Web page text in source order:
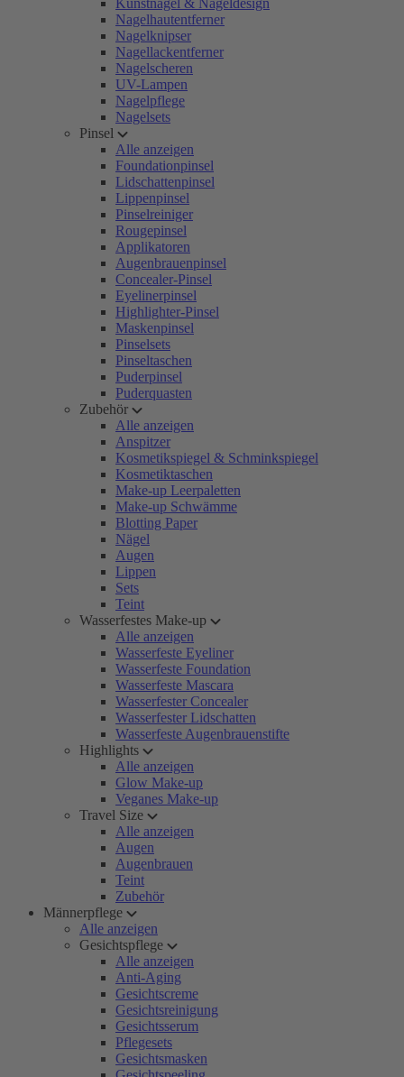
Kunstnägel & Nageldesign
Nagelhautentferner
Nagelknipser
Nagellackentferner
Nagelscheren
UV-Lampen
Nagelpflege
Nagelsets
Pinsel
Alle anzeigen
Foundationpinsel
Lidschattenpinsel
Lippenpinsel
Pinselreiniger
Rougepinsel
Applikatoren
Augenbrauenpinsel
Concealer-Pinsel
Eyelinerpinsel
Highlighter-Pinsel
Maskenpinsel
Pinselsets
Pinseltaschen
Puderpinsel
Puderquasten
Zubehör
Alle anzeigen
Anspitzer
Kosmetikspiegel & Schminkspiegel
Kosmetiktaschen
Make-up Leerpaletten
Make-up Schwämme
Blotting Paper
Nägel
Augen
Lippen
Sets
Teint
Wasserfestes Make-up
Alle anzeigen
Wasserfeste Eyeliner
Wasserfeste Foundation
Wasserfeste Mascara
Wasserfester Concealer
Wasserfester Lidschatten
Wasserfeste Augenbrauenstifte
Highlights
Alle anzeigen
Glow Make-up
Veganes Make-up
Travel Size
Alle anzeigen
Augen
Augenbrauen
Teint
Zubehör
Männerpflege
Alle anzeigen
Gesichtspflege
Alle anzeigen
Anti-Aging
Gesichtscreme
Gesichtsreinigung
Gesichtsserum
Pflegesets
Gesichtsmasken